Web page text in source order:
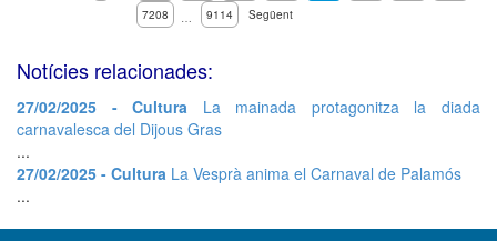
7208
… 9114 Següent
Notícies relacionades:
27/02/2025 - Cultura La mainada protagonitza la diada
carnavalesca del Dijous Gras
...
27/02/2025 - Cultura La Vesprà anima el Carnaval de Palamós
...